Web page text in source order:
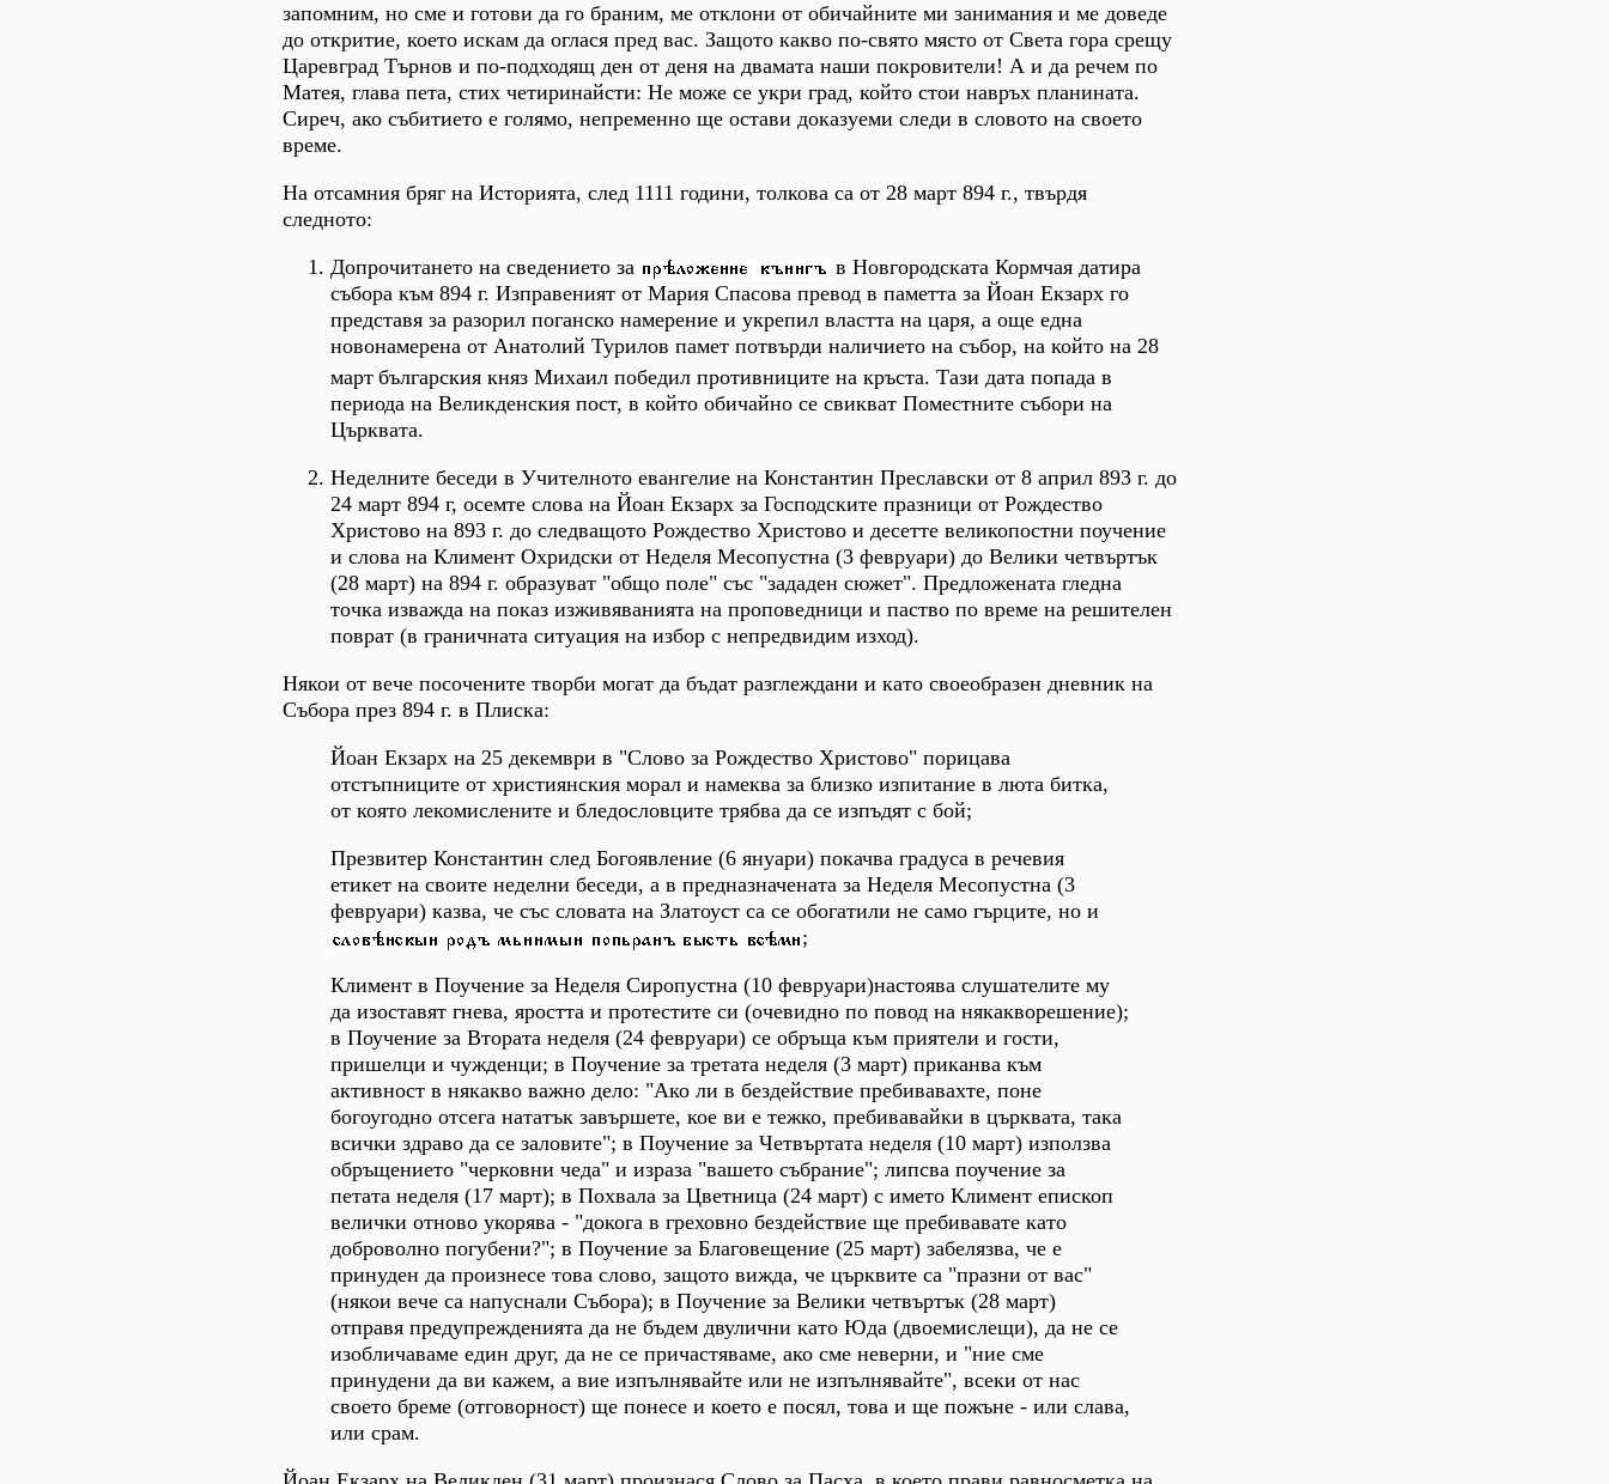
запомним, но сме и готови да го браним, ме отклони от обичайните ми занимания и ме доведе
до откритие, което искам да оглася пред вас. Защото какво по-свято място от Света гора срещу
Царевград Търнов и по-подходящ ден от деня на двамата наши покровители! А и да речем по
Матея, глава пета, стих четиринайсти: Не може се укри град, който стои навръх планината.
Сиреч, ако събитието е голямо, непременно ще остави доказуеми следи в словото на своето
време.
На отсамния бряг на Историята, след 1111 години, толкова са от 28 март 894 г., твърдя
следното:
Допрочитането на сведението за
в Новгородската Кормчая датира
събора към 894 г. Изправеният от Мария Спасова превод в паметта за Йоан Екзарх го
представя за разорил поганско намерение и укрепил властта на царя, а още една
новонамерена от Анатолий Турилов памет потвърди наличието на събор, на който на 28
март българския княз Михаил победил противниците на кръста. Тази дата попада в
периода на Великденския пост, в който обичайно се свикват Поместните събори на
Църквата.
Неделните беседи в Учителното евангелие на Константин Преславски от 8 април 893 г. до
24 март 894 г, осемте слова на Йоан Екзарх за Господските празници от Рождество
Христово на 893 г. до следващото Рождество Христово и десетте великопостни поучение
и слова на Климент Охридски от Неделя Месопустна (3 февруари) до Велики четвъртък
(28 март) на 894 г. образуват "общо поле" със "зададен сюжет". Предложената гледна
точка изважда на показ изживяванията на проповедници и паство по време на решителен
поврат (в граничната ситуация на избор с непредвидим изход).
Някои от вече посочените творби могат да бъдат разглеждани и като своеобразен дневник на
Събора през 894 г. в Плиска:
Йоан Екзарх на 25 декември в "Слово за Рождество Христово" порицава
отстъпниците от християнския морал и намеква за близко изпитание в люта битка,
от която лекомислените и бледословците трябва да се изпъдят с бой;
Презвитер Константин след Богоявление (6 януари) покачва градуса в речевия
етикет на своите неделни беседи, а в предназначената за Неделя Месопустна (3
февруари) казва, че със словата на Златоуст са се обогатили не само гърците, но и
;
Климент в Поучение за Неделя Сиропустна (10 февруари)настоява слушателите му
да изоставят гнева, яростта и протестите си (очевидно по повод на някакворешение);
в Поучение за Втората неделя (24 февруари) се обръща към приятели и гости,
пришелци и чужденци; в Поучение за третата неделя (3 март) приканва към
активност в някакво важно дело: "Ако ли в бездействие пребивавахте, поне
богоугодно отсега нататък завършете, кое ви е тежко, пребивавайки в църквата, така
всички здраво да се заловите"; в Поучение за Четвъртата неделя (10 март) използва
обръщението "черковни чеда" и израза "вашето събрание"; липсва поучение за
петата неделя (17 март); в Похвала за Цветница (24 март) с името Климент епископ
велички отново укорява - "докога в греховно бездействие ще пребивавате като
доброволно погубени?"; в Поучение за Благовещение (25 март) забелязва, че е
принуден да произнесе това слово, защото вижда, че църквите са "празни от вас"
(някои вече са напуснали Събора); в Поучение за Велики четвъртък (28 март)
отправя предупрежденията да не бъдем двулични като Юда (двоемислещи), да не се
изобличаваме един друг, да не се причастяваме, ако сме неверни, и "ние сме
принудени да ви кажем, а вие изпълнявайте или не изпълнявайте", всеки от нас
своето бреме (отговорност) ще понесе и което е посял, това и ще пожъне - или слава,
или срам.